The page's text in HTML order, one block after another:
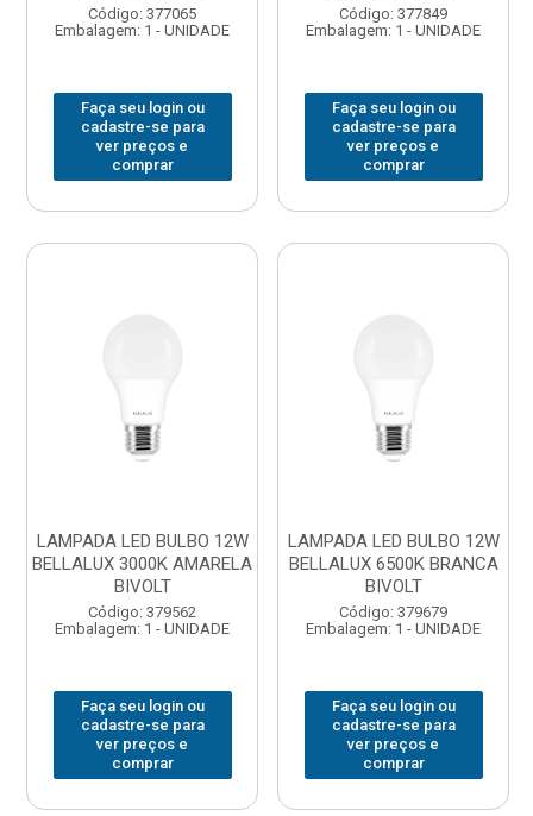
Código: 377065
Embalagem: 1 - UNIDADE
Faça seu login ou
cadastre-se para
ver preços e
comprar
Código: 377849
Embalagem: 1 - UNIDADE
Faça seu login ou
cadastre-se para
ver preços e
comprar
LAMPADA LED BULBO 12W
BELLALUX 3000K AMARELA
BIVOLT
Código: 379562
Embalagem: 1 - UNIDADE
Faça seu login ou
cadastre-se para
ver preços e
comprar
LAMPADA LED BULBO 12W
BELLALUX 6500K BRANCA
BIVOLT
Código: 379679
Embalagem: 1 - UNIDADE
Faça seu login ou
cadastre-se para
ver preços e
comprar